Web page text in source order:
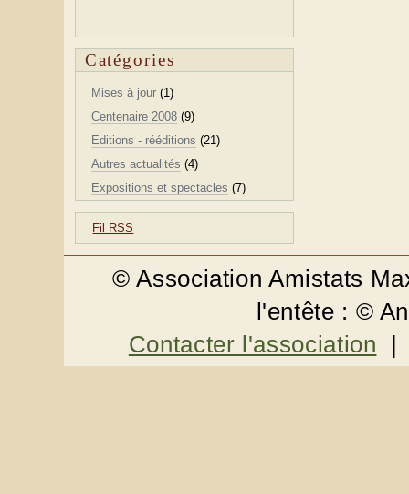
Catégories
Mises à jour (1)
Centenaire 2008 (9)
Editions - rééditions (21)
Autres actualités (4)
Expositions et spectacles (7)
Fil RSS
© Association Amistats
l'entête : ©
Contacter l'association